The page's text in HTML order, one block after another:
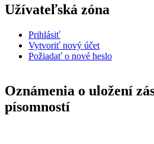
Užívateľská zóna
Prihlásiť
Vytvoriť nový účet
Požiadať o nové heslo
Oznámenia o uložení
písomností